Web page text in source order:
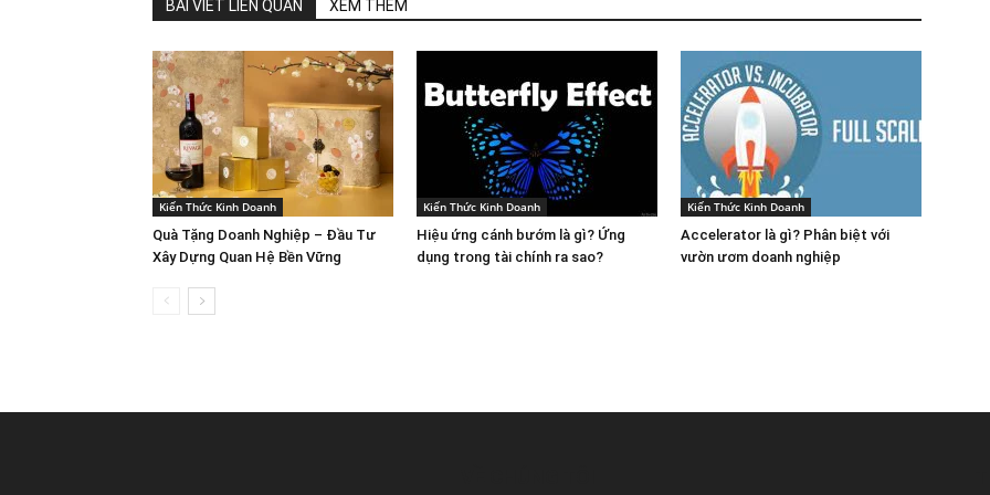
BÀI VIẾT LIÊN QUAN XEM THÊM
Kiến Thức Kinh Doanh
Quà Tặng Doanh Nghiệp – Đầu Tư
Xây Dựng Quan Hệ Bền Vững
Kiến Thức Kinh Doanh
Hiệu ứng cánh bướm là gì? Ứng
dụng trong tài chính ra sao?
Kiến Thức Kinh Doanh
Accelerator là gì? Phân biệt với
vườn ươm doanh nghiệp